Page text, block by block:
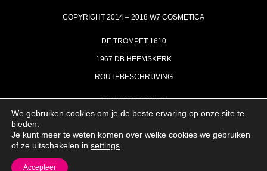
COPYRIGHT 2014 – 2018 W7 COSMETICA
DE TROMPET 1610
1967 DB HEEMSKERK
ROUTEBESCHRIJVING
T+31 (0)251 238673
MA | DI | DO VAN 09:00 – 17:00
INFO@W7COSMETICA.NL
We gebruiken cookies om je de beste ervaring op onze site te
bieden.
Je kunt meer te weten komen over welke cookies we gebruiken
of ze uitschakelen in settings
Accepteer